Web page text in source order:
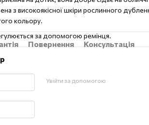
​​з високоякісної шкіри рослинного
кольору.
за допомогою ремінця.
Повернення
Консультація
Увійти за допомогою